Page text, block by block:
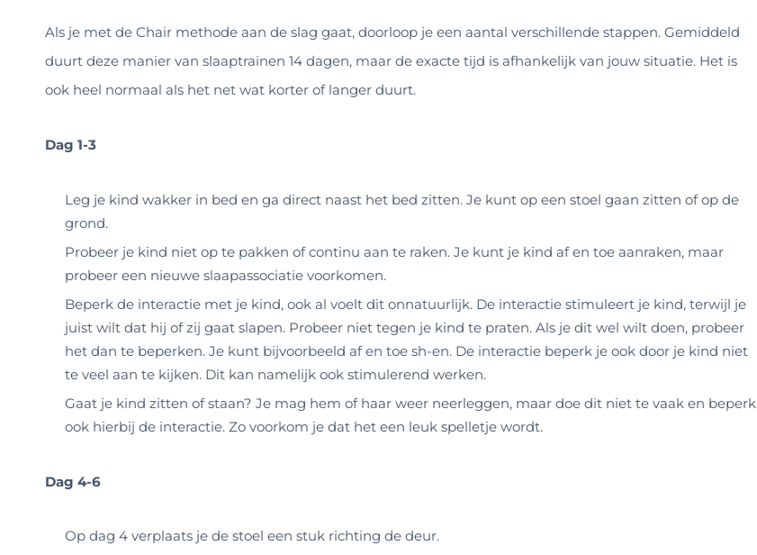
Als je met de Chair methode aan de slag gaat, doorloop je een aantal verschillende stappen. Gemiddeld
duurt deze manier van slaaptrainen 14 dagen, maar de exacte tijd is afhankelijk van jouw situatie. Het is
ook heel normaal als het net wat korter of langer duurt.
Dag 1-3
Leg je kind wakker in bed en ga direct naast het bed zitten. Je kunt op een stoel gaan zitten of op de
grond.
Probeer je kind niet op te pakken of continu aan te raken. Je kunt je kind af en toe aanraken, maar
probeer een nieuwe slaapassociatie voorkomen.
Beperk de interactie met je kind, ook al voelt dit onnatuurlijk. De interactie stimuleert je kind, terwijl je
juist wilt dat hij of zij gaat slapen. Probeer niet tegen je kind te praten. Als je dit wel wilt doen, probeer
het dan te beperken. Je kunt bijvoorbeeld af en toe sh-en. De interactie beperk je ook door je kind niet
te veel aan te kijken. Dit kan namelijk ook stimulerend werken.
Gaat je kind zitten of staan? Je mag hem of haar weer neerleggen, maar doe dit niet te vaak en beperk
ook hierbij de interactie. Zo voorkom je dat het een leuk spelletje wordt.
Dag 4-6
Op dag 4 verplaats je de stoel een stuk richting de deur.